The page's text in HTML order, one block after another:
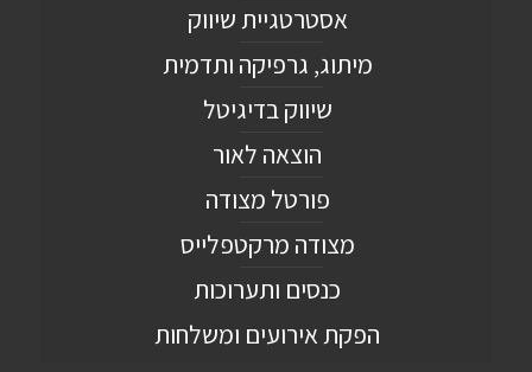
אסטרטגיית שיווק
מיתוג, גרפיקה ותדמית
שיווק בדיגיטל
הוצאה לאור
פורטל מצודה
מצודה מרקטפלייס
כנסים ותערוכות
הפקת אירועים ומשלחות